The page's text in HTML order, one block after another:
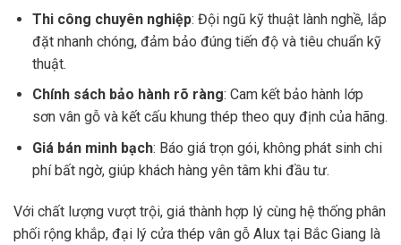
Thi công chuyên nghiệp: Đội ngũ kỹ thuật lành nghề, lắp
đặt nhanh chóng, đảm bảo đúng tiến độ và tiêu chuẩn kỹ
thuật.
Chính sách bảo hành rõ ràng: Cam kết bảo hành lớp
sơn vân gỗ và kết cấu khung thép theo quy định của hãng.
Giá bán minh bạch: Báo giá trọn gói, không phát sinh chi
phí bất ngờ, giúp khách hàng yên tâm khi đầu tư.
Với chất lượng vượt trội, giá thành hợp lý cùng hệ thống phân
phối rộng khắp, đại lý cửa thép vân gỗ Alux tại Bắc Giang là